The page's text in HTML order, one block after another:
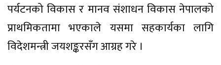
पर्यटनको विकास र मानव संशाधन विकास नेपालको
प्राथमिकतामा भएकाले यसमा सहकार्यका लागि
विदेशमन्त्री जयशङ्करसँग आग्रह गरे ।